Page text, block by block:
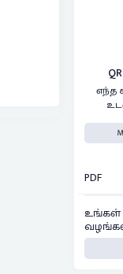
எந்த
PDF
உங்கள்